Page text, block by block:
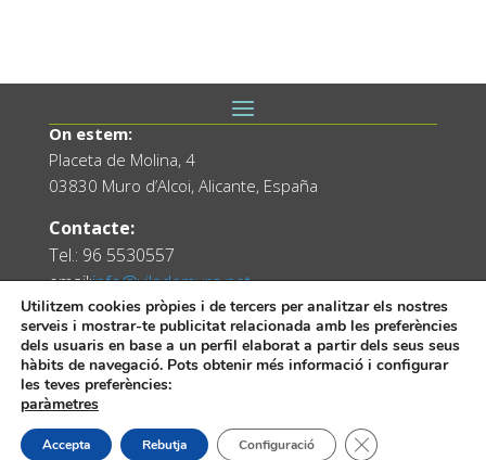
On estem:
Placeta de Molina, 4
03830 Muro d’Alcoi, Alicante, España
Contacte:
Tel.: 96 5530557
email:info@vilademuro.net
Utilitzem cookies pròpies i de tercers per analitzar els nostres
serveis i mostrar-te publicitat relacionada amb les preferències
dels usuaris en base a un perfil elaborat a partir dels seus seus
hàbits de navegació. Pots obtenir més informació i configurar
les teves preferències:
paràmetres
Accepta Rebutja Configuració Tanca el bàner de